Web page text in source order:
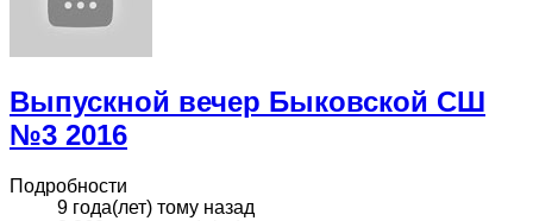
Выпускной вечер Быковской СШ
№3 2016
Подробности
9 года(лет) тому назад